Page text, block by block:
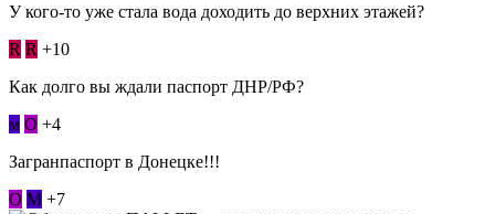
У кого-то уже стала вода доходить до верхних этажей?
R R +10
Как долго вы ждали паспорт ДНР/РФ?
м О +4
Загранпаспорт в Донецке!!!
О М +7